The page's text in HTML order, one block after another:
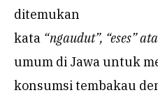
ditemukan
kata “ngaudut”, “eses”
umum di Jawa untuk
konsumsi tembakau